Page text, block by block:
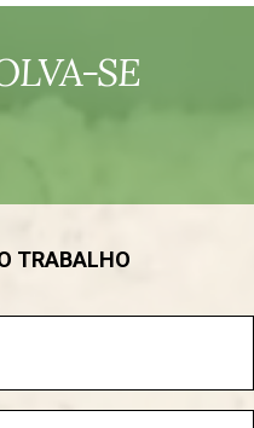
SE
TRABALHO